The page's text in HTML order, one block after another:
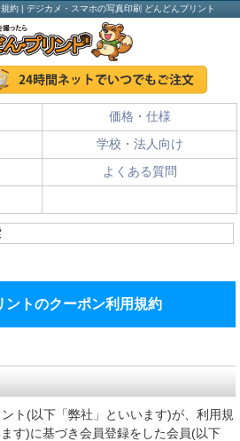
約 | デジカメ・スマホの写真印刷 どんどんプリント
価格・仕様
学校・法人向け
よくある質問
ントのクーポン利用規約
ト(以下「弊社」といいます)が、利用規
す)に基づき会員登録をした会員(以下